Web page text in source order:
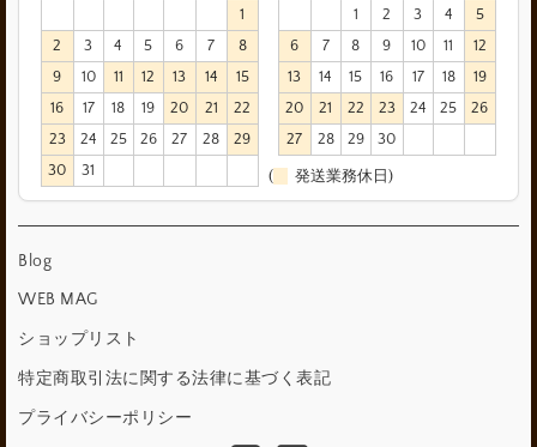
1
2
3 4 5 6 7
8
9
10 11 12 13 14
15
16
17 18 19 20 21
22
23
24 25 26 27 28
29
30
31
1
2 3 4
5
6
7 8 9 10 11
12
13
14 15 16 17 18
19
20
21 22 23 24 25
26
27
28 29 30
( 発送業務休日)
Blog
WEB MAG
ショップリスト
特定商取引法に関する法律に基づく表記
プライバシーポリシー